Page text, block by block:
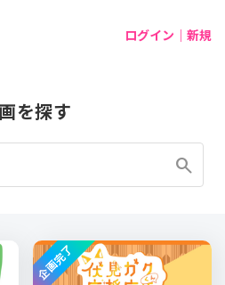
ログイン｜新規
を探す
search
企画完了